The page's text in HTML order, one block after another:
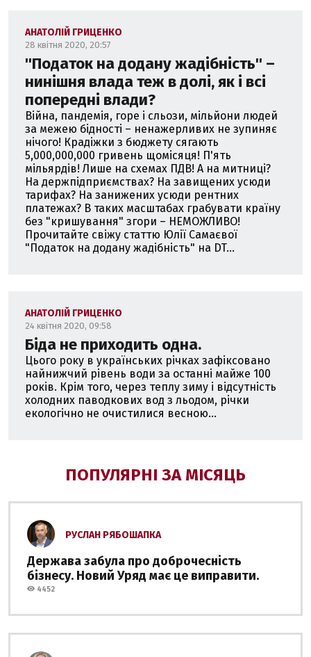
АНАТОЛІЙ ГРИЦЕНКО
28 квітня 2020, 20:57
''Податок на додану жадібність'' –
нинішня влада теж в долі, як і всі
попередні влади?
Війна, пандемія, горе і сльози, мільйони людей
за межею бідності – ненажерливих не зупиняє
нічого! Крадіжки з бюджету сягають
5,000,000,000 гривень щомісяця! П'ять
мільярдів! Лише на схемах ПДВ! А на митниці?
На держпідприємствах? На завищених усюди
тарифах? На занижених усюди рентних
платежах? В таких масштабах грабувати країну
без "кришування" згори – НЕМОЖЛИВО!
Прочитайте свіжу статтю Юлії Самаєвої
"Податок на додану жадібність" на DT...
АНАТОЛІЙ ГРИЦЕНКО
24 квітня 2020, 09:58
Біда не приходить одна.
Цього року в українських річках зафіксовано
найнижчий рівень води за останні майже 100
років. Крім того, через теплу зиму і відсутність
холодних паводкових вод з льодом, річки
екологічно не очистилися весною...
ПОПУЛЯРНІ ЗА МІСЯЦЬ
РУСЛАН РЯБОШАПКА
Держава забула про доброчесність
бізнесу. Новий Уряд має це виправити.
4452